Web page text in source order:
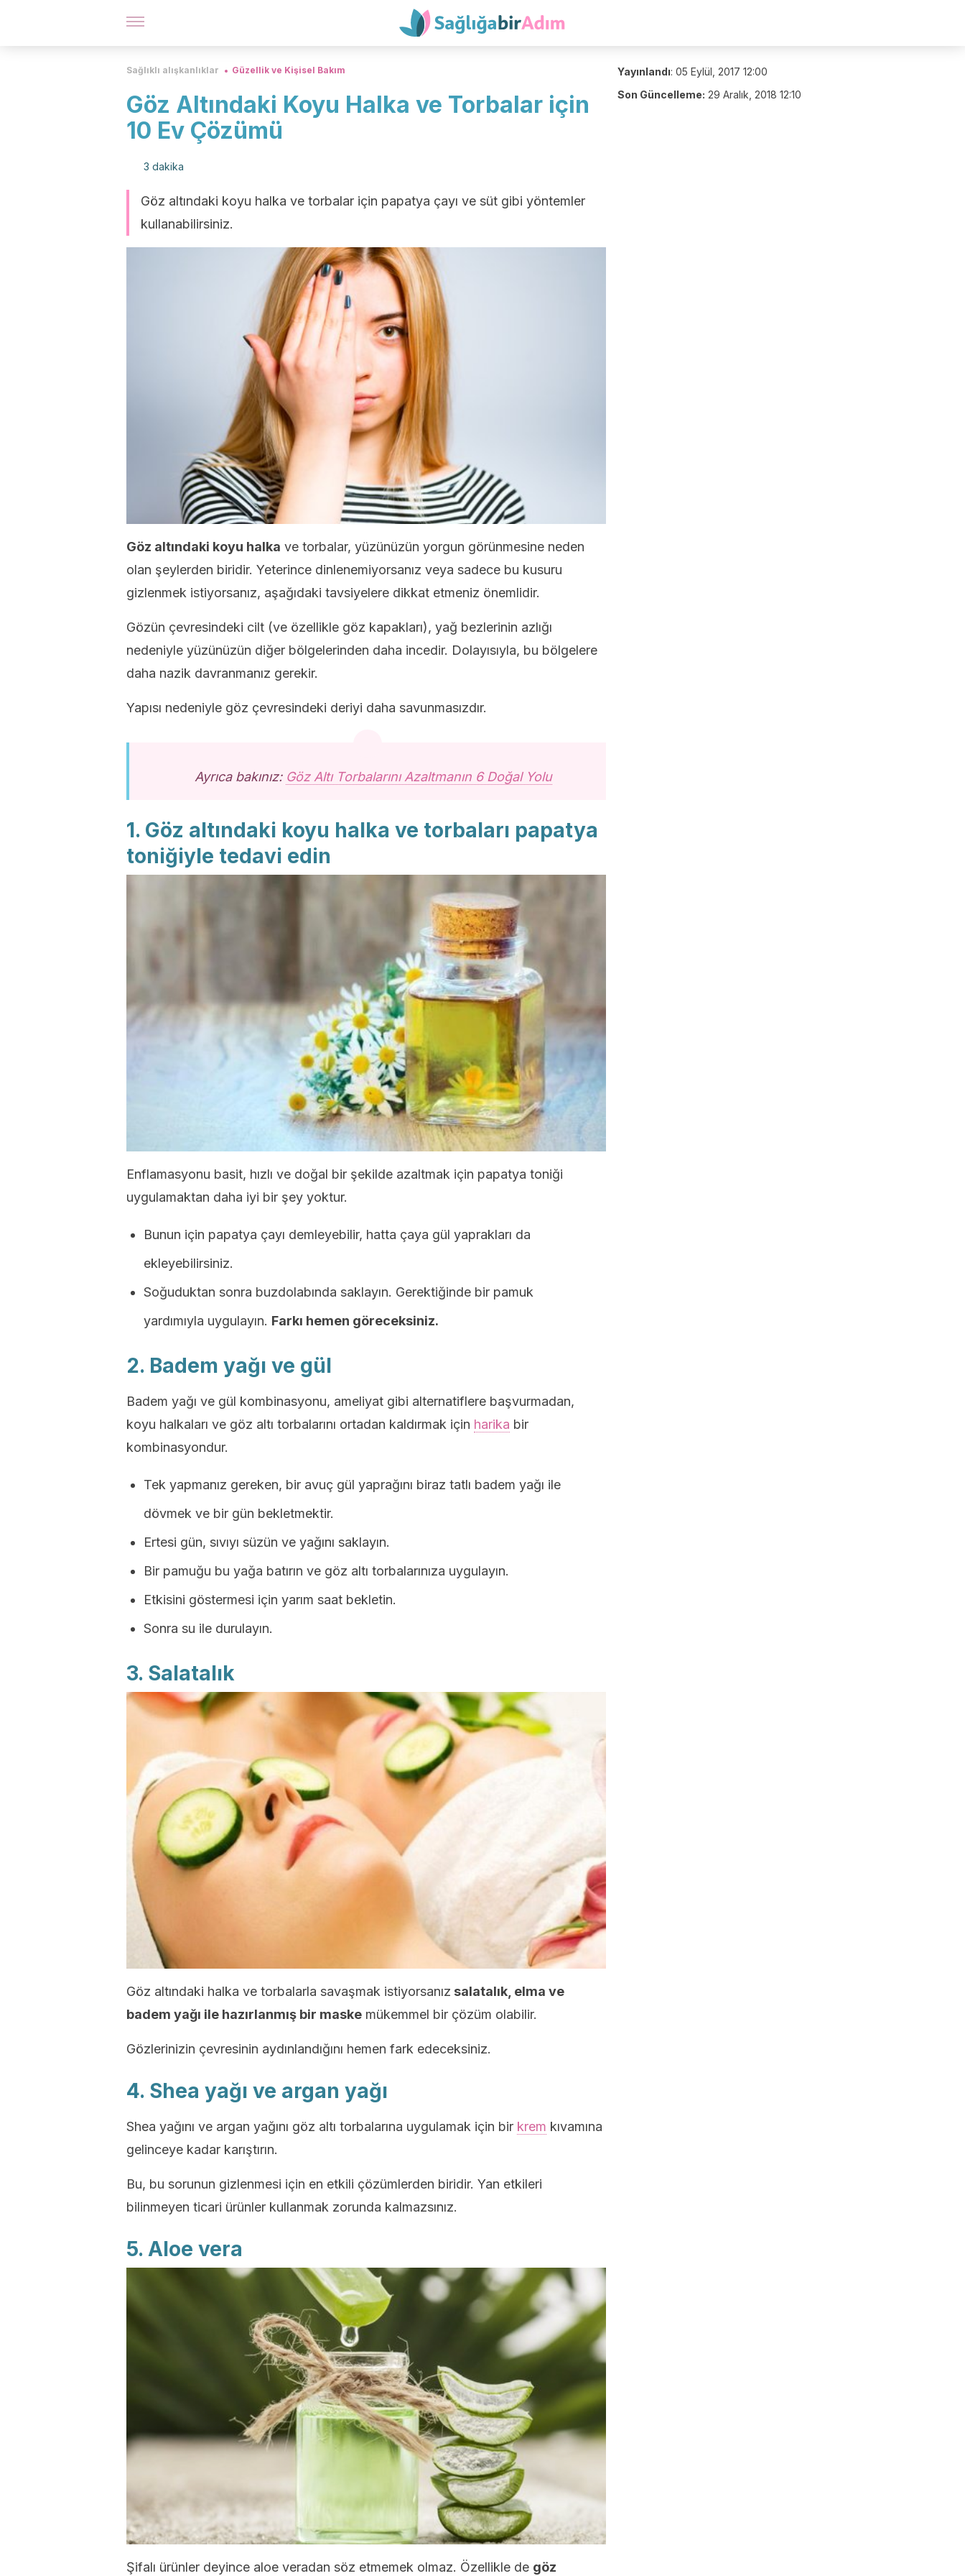
Sağlıklı alışkanlıklar Güzellik ve Kişisel Bakım
Göz Altındaki Koyu Halka ve Torbalar için
10 Ev Çözümü
3 dakika
Göz altındaki koyu halka ve torbalar için papatya çayı ve süt gibi yöntemler
kullanabilirsiniz.
Göz altındaki koyu halka ve torbalar, yüzünüzün yorgun görünmesine neden
olan şeylerden biridir. Yeterince dinlenemiyorsanız veya sadece bu kusuru
gizlenmek istiyorsanız, aşağıdaki tavsiyelere dikkat etmeniz önemlidir.
Gözün çevresindeki cilt (ve özellikle göz kapakları), yağ bezlerinin azlığı
nedeniyle yüzünüzün diğer bölgelerinden daha incedir. Dolayısıyla, bu bölgelere
daha nazik davranmanız gerekir.
Yapısı nedeniyle göz çevresindeki deriyi daha savunmasızdır.
Ayrıca bakınız: Göz Altı Torbalarını Azaltmanın 6 Doğal Yolu
1. Göz altındaki koyu halka ve torbaları papatya
toniğiyle tedavi edin
Enflamasyonu basit, hızlı ve doğal bir şekilde azaltmak için papatya toniği
uygulamaktan daha iyi bir şey yoktur.
Bunun için papatya çayı demleyebilir, hatta çaya gül yaprakları da
ekleyebilirsiniz.
Soğuduktan sonra buzdolabında saklayın. Gerektiğinde bir pamuk
yardımıyla uygulayın. Farkı hemen göreceksiniz.
2. Badem yağı ve gül
Badem yağı ve gül kombinasyonu, ameliyat gibi alternatiflere başvurmadan,
koyu halkaları ve göz altı torbalarını ortadan kaldırmak için harika bir
kombinasyondur.
Tek yapmanız gereken, bir avuç gül yaprağını biraz tatlı badem yağı ile
dövmek ve bir gün bekletmektir.
Ertesi gün, sıvıyı süzün ve yağını saklayın.
Bir pamuğu bu yağa batırın ve göz altı torbalarınıza uygulayın.
Etkisini göstermesi için yarım saat bekletin.
Sonra su ile durulayın.
3. Salatalık
Göz altındaki halka ve torbalarla savaşmak istiyorsanız salatalık, elma ve
badem yağı ile hazırlanmış bir maske mükemmel bir çözüm olabilir.
Gözlerinizin çevresinin aydınlandığını hemen fark edeceksiniz.
4. Shea yağı ve argan yağı
Shea yağını ve argan yağını göz altı torbalarına uygulamak için bir krem kıvamına
gelinceye kadar karıştırın.
Bu, bu sorunun gizlenmesi için en etkili çözümlerden biridir. Yan etkileri
bilinmeyen ticari ürünler kullanmak zorunda kalmazsınız.
5. Aloe vera
Şifalı ürünler deyince aloe veradan söz etmemek olmaz. Özellikle de göz
Yayınlandı: 05 Eylül, 2017 12:00
Son Güncelleme: 29 Aralık, 2018 12:10